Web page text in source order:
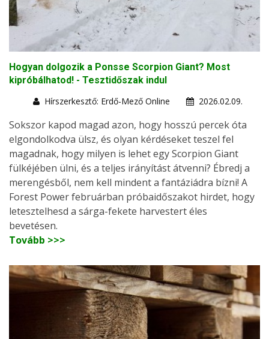
Hogyan dolgozik a Ponsse Scorpion Giant? Most
kipróbálhatod! - Tesztidőszak indul
Hírszerkesztő: Erdő-Mező Online
2026.02.09.
Sokszor kapod magad azon, hogy hosszú percek óta
elgondolkodva ülsz, és olyan kérdéseket teszel fel
magadnak, hogy milyen is lehet egy Scorpion Giant
fülkéjében ülni, és a teljes irányítást átvenni? Ébredj a
merengésből, nem kell mindent a fantáziádra bízni! A
Forest Power februárban próbaidőszakot hirdet, hogy
letesztelhesd a sárga-fekete harvestert éles
bevetésen.
Tovább >>>